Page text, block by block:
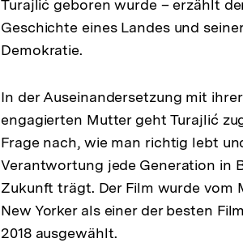
Turajlić geboren wurde – erzählt
Geschichte eines Landes und
Demokratie.
In der Auseinandersetzung mit
engagierten Mutter geht Turajlić
Frage nach, wie man richtig lebt
Verantwortung jede Generation in
Zukunft trägt. Der Film wurde vom
New Yorker als einer der besten
2018 ausgewählt.